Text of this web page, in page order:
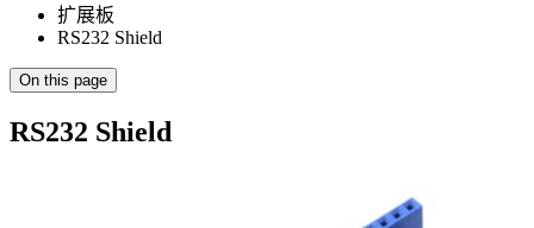
扩展板
RS232 Shield
On this page
RS232 Shield